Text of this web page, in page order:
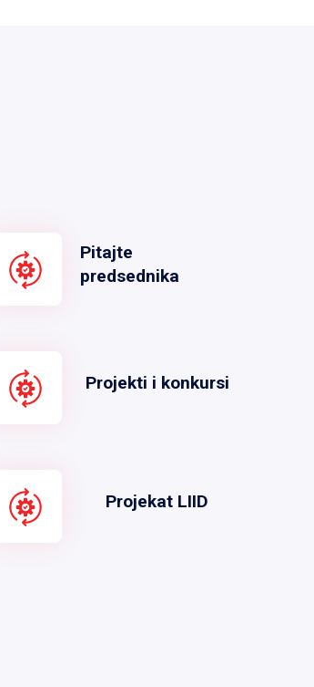
Pitajte
predsednika
Projekti i konkursi
Projekat LIID